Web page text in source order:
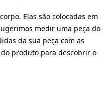
Elas são colocadas em
medir uma peça do
da sua peça com as
produto para descobrir o